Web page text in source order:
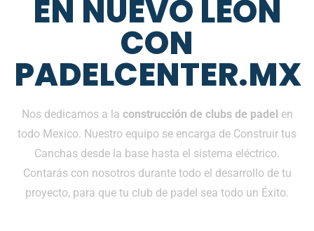
EN NUEVO LEÓN
CON
PADELCENTER.MX
Nos dedicamos a la construcción de clubs de padel en
todo Mexico. Nuestro equipo se encarga de Construir tus
Canchas desde la base hasta el sistema eléctrico.
Contarás con nosotros durante todo el desarrollo de tu
proyecto, para que tu club de padel sea todo un Éxito.